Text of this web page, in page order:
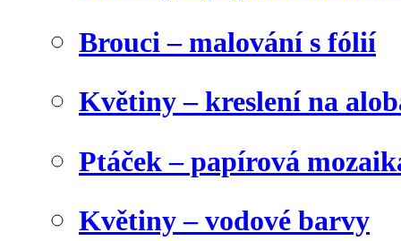
Brouci – malování s fólií
Květiny – kreslení na
Ptáček – papírová
Květiny – vodové barvy